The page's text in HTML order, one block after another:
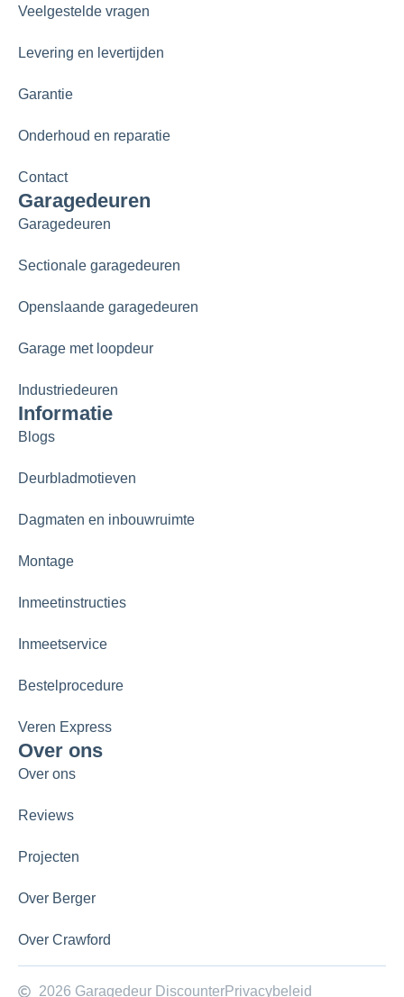
Veelgestelde vragen
Levering en levertijden
Garantie
Onderhoud en reparatie
Contact
Garagedeuren
Garagedeuren
Sectionale garagedeuren
Openslaande garagedeuren
Garage met loopdeur
Industriedeuren
Informatie
Blogs
Deurbladmotieven
Dagmaten en inbouwruimte
Montage
Inmeetinstructies
Inmeetservice
Bestelprocedure
Veren Express
Over ons
Over ons
Reviews
Projecten
Over Berger
Over Crawford
2026 Garagedeur DiscounterPrivacybeleid